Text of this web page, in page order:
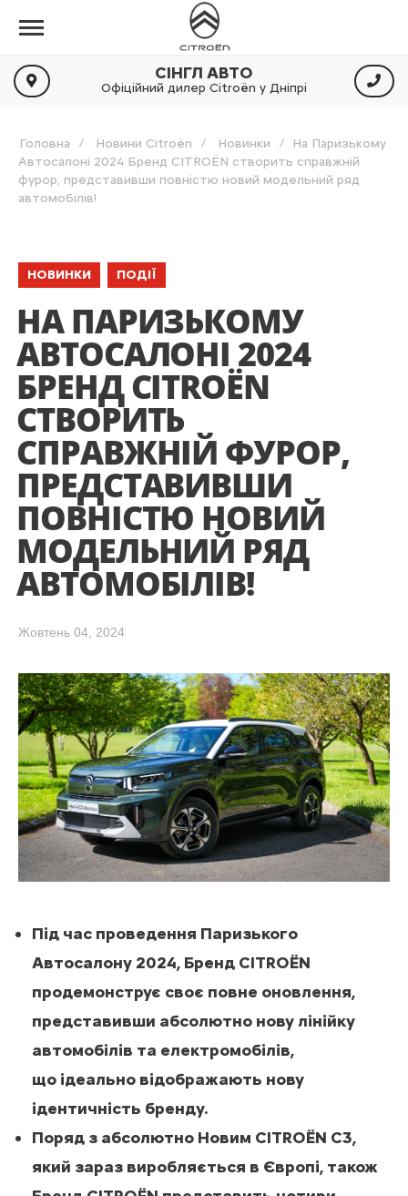
СІНГЛ АВТО
Офіційний дилер Citroën у Дніпрі
Головна Новини Citroën Новинки
На Паризькому
Автосалоні 2024 Бренд CITROËN створить справжній
фурор, представивши повністю новий модельний ряд
автомобілів!
НОВИНКИ ПОДІЇ
НА ПАРИЗЬКОМУ
АВТОСАЛОНІ 2024
БРЕНД CITROËN
СТВОРИТЬ
СПРАВЖНІЙ ФУРОР,
ПРЕДСТАВИВШИ
ПОВНІСТЮ НОВИЙ
МОДЕЛЬНИЙ РЯД
АВТОМОБІЛІВ!
Жовтень 04, 2024
Під час проведення Паризького
Автосалону 2024, Бренд CITROЁN
продемонструє своє повне оновлення,
представивши абсолютно нову лінійку
автомобілів та електромобілів,
що ідеально відображають нову
ідентичність бренду.
Поряд з абсолютно Новим CITROЁN C3,
який зараз виробляється в Європі, також